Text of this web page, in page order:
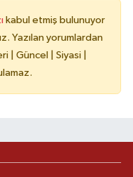
kabul etmiş bulunuyor
Yazılan yorumlardan
| Güncel | Siyasi |